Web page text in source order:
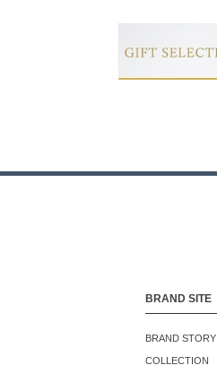
BRAND SITE
BRAND STORY
COLLECTION